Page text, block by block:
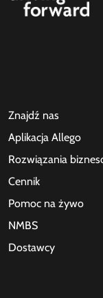
Znajdź nas
Aplikacja Allego
Rozwiązania
Cennik
Pomoc na żywo
NMBS
Dostawcy